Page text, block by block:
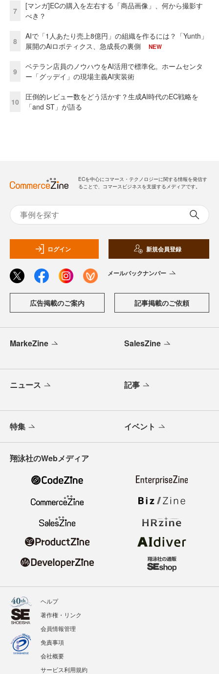
7
[マンガ]ECの購入を左右する「商品画像」、何から撮影す
べき？
8
AIで「1人あたり売上8億円」の組織を作るには？「Yunth」
展開のAiロボティクス、急成長の裏側
NEW
9
ベテラン店員のノウハウをAI活用で標準化。ホームセンタ
ー「グッデイ」の現場主義AI実装術
10
圧倒的レビュー数をどう活かす？生成AI時代のEC戦略を
「and ST」が語る
ECを中心にコマース・テクノロジーに関する情報を発信す
ることで、コマースビジネスを支援するメディアです。
ログイン 新規会員登録
メールバックナンバー
広告掲載のご案内 記事掲載のご依頼
MarkeZine SalesZine
ニュース 記事
特集 イベント
翔泳社のWebメディア
ヘルプ
著作権・リンク
会員情報管理
免責事項
会社概要
サービス利用規約